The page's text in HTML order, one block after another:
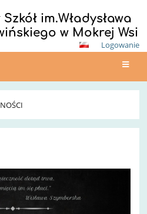
Szkół im.Władysława
w Mokrej Wsi
Logowanie